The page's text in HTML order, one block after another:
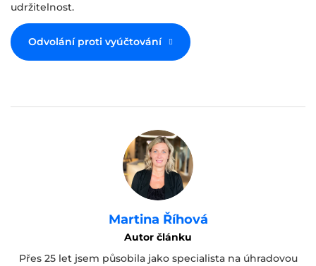
udržitelnost.
Odvolání proti vyúčtování
Martina Říhová
Autor článku
Přes 25 let jsem působila jako specialista na úhradovou